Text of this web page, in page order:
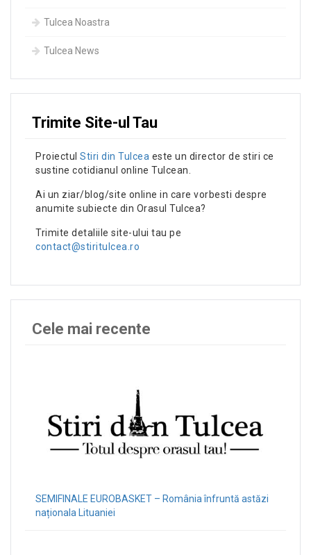
Tulcea Noastra
Tulcea News
Trimite Site-ul Tau
Proiectul Stiri din Tulcea este un director de stiri ce
sustine cotidianul online Tulcean.
Ai un ziar/blog/site online in care vorbesti despre
anumite subiecte din Orasul Tulcea?
Trimite detaliile site-ului tau pe
contact@stiritulcea.ro
Cele mai recente
SEMIFINALE EUROBASKET – România înfruntă astăzi
naționala Lituaniei